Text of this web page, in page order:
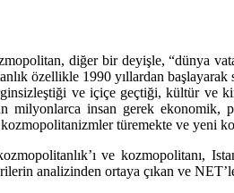
diğer bir deyişle, “dünya
özellikle 1990 yıllardan
ve içiçe geçtiği, kültür
milyonlarca insan gerek ekonomik,
türemekte ve yeni
ve kozmopolitanı,
analizinden ortaya çıkan ve